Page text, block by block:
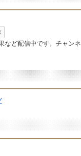
など配信中です。チャンネ